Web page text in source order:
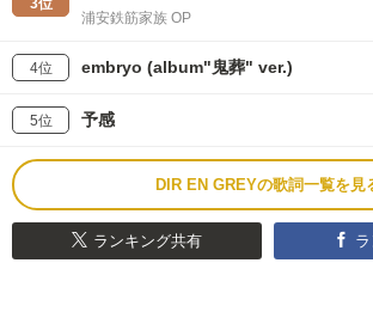
3位
浦安鉄筋家族 OP
4位 embryo (album"鬼葬" ver.)
5位 予感
DIR EN GREYの歌詞一覧を見
ランキング共有